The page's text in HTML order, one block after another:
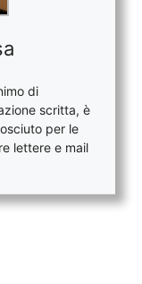
di
scritta, è
per le
lettere e mail